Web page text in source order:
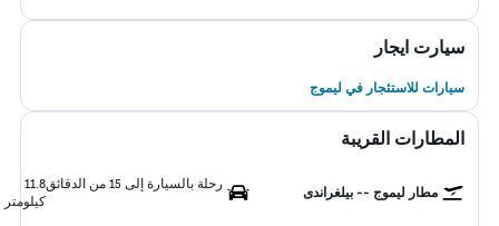
سيارت ايجار
سيارات للاستئجار في ليموج
المطارات القريبة
مطار ليموج -- بيلغراندى
رحلة بالسيارة إلى 15 من الدقائق
11.8
كيلومتر